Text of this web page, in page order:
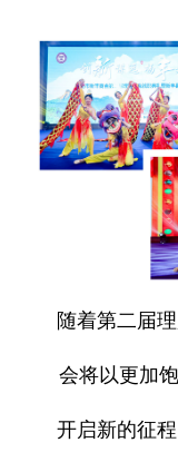
随着第二届
会将以更加
开启新的征